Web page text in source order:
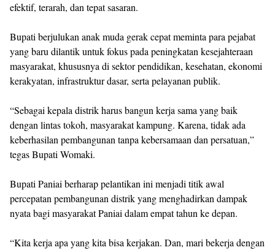
efektif, terarah, dan tepat sasaran.
‎Bupati berjulukan anak muda gerak cepat meminta para pejabat
yang baru dilantik untuk fokus pada peningkatan kesejahteraan
masyarakat, khususnya di sektor pendidikan, kesehatan, ekonomi
kerakyatan, infrastruktur dasar, serta pelayanan publik.
‎“Sebagai kepala distrik harus bangun kerja sama yang baik
dengan lintas tokoh, masyarakat kampung. Karena, tidak ada
keberhasilan pembangunan tanpa kebersamaan dan persatuan,”
tegas Bupati Womaki.
‎Bupati Paniai berharap pelantikan ini menjadi titik awal
percepatan pembangunan distrik yang menghadirkan dampak
nyata bagi masyarakat Paniai dalam empat tahun ke depan.
‎“Kita kerja apa yang kita bisa kerjakan. Dan, mari bekerja dengan